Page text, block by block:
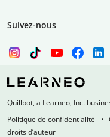
Suivez-nous
Quillbot, a Learneo, Inc.
Politique de confidentialité
droits d’auteur